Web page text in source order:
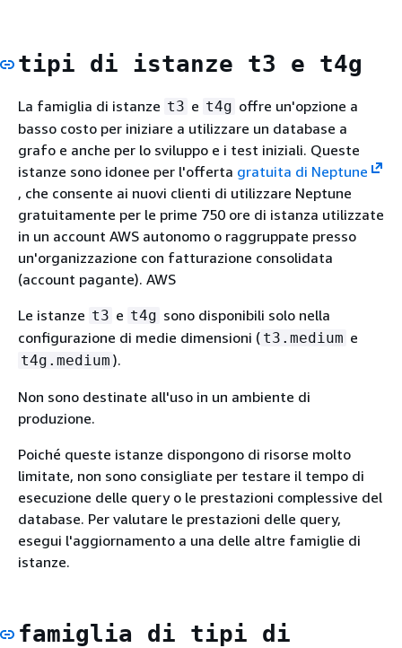
tipi di istanze t3 e t4g
La famiglia di istanze t3 e t4g offre un'opzione a
basso costo per iniziare a utilizzare un database a
grafo e anche per lo sviluppo e i test iniziali. Queste
istanze sono idonee per l'offerta gratuita di Neptune
, che consente ai nuovi clienti di utilizzare Neptune
gratuitamente per le prime 750 ore di istanza utilizzate
in un account AWS autonomo o raggruppate presso
un'organizzazione con fatturazione consolidata
(account pagante). AWS
Le istanze t3 e t4g sono disponibili solo nella
configurazione di medie dimensioni ( t3.medium e
t4g.medium ).
Non sono destinate all'uso in un ambiente di
produzione.
Poiché queste istanze dispongono di risorse molto
limitate, non sono consigliate per testare il tempo di
esecuzione delle query o le prestazioni complessive del
database. Per valutare le prestazioni delle query,
esegui l'aggiornamento a una delle altre famiglie di
istanze.
famiglia di tipi di